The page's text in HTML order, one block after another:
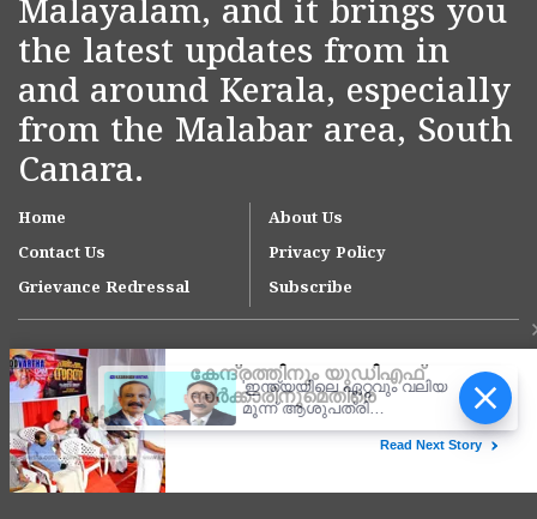
Malayalam, and it brings you
the latest updates from in
and around Kerala, especially
from the Malabar area, South
Canara.
Home
About Us
Contact Us
Privacy Policy
Grievance Redressal
Subscribe
Copyright © 2007-
'ഇന്ത്യയിലെ ഏറ്റവും വലിയ
മൂന്ന് ആശുപത്രി
ശൃംഖലകളിൽ ഒന്നായി
ആസ്റ്റർ ഡിഎം ക്വാളിറ്റി
ആശുപത്രിക്ക് സുപ്രധാന